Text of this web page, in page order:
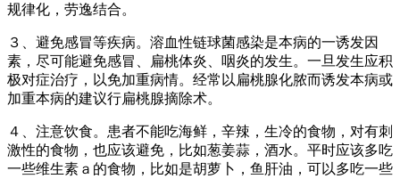
规律化，劳逸结合。
３、避免感冒等疾病。溶血性链球菌感染是本病的一诱发因
素，尽可能避免感冒、扁桃体炎、咽炎的发生。一旦发生应积
极对症治疗，以免加重病情。经常以扁桃腺化脓而诱发本病或
加重本病的建议行扁桃腺摘除术。
４、注意饮食。患者不能吃海鲜，辛辣，生冷的食物，对有刺
激性的食物，也应该避免，比如葱姜蒜，酒水。平时应该多吃
一些维生素ａ的食物，比如是胡萝卜，鱼肝油，可以多吃一些